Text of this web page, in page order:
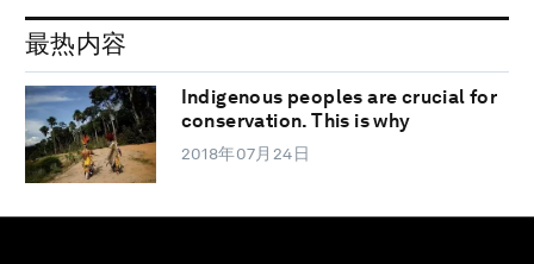
最热内容
Indigenous peoples are crucial for
conservation. This is why
2018年07月24日